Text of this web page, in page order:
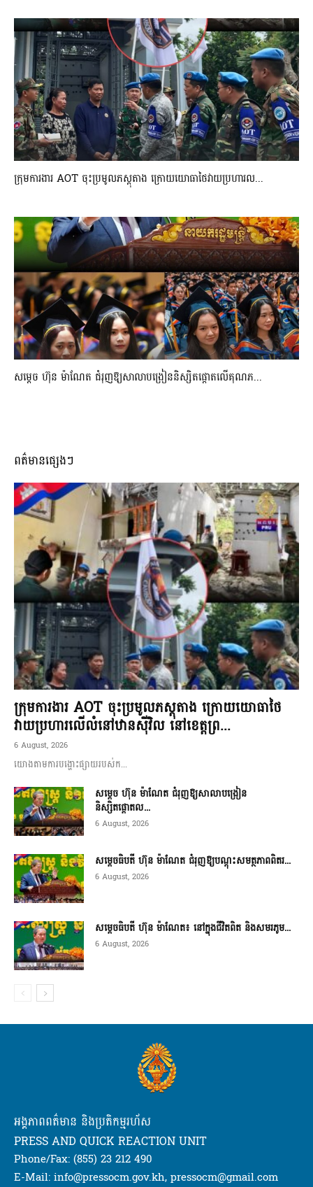
ក្រុមការងារ AOT ចុះប្រមូលភស្តុតាង ក្រោយយោធាថៃវាយប្រហារល...
សម្តេច ហ៊ុន ម៉ាណែត ជំរុញឱ្យសាលាបង្រៀននិស្សិតផ្តោតលើគុណភ...
ពត៌មានផ្សេងៗ
ក្រុមការងារ AOT ចុះប្រមូលភស្តុតាង ក្រោយយោធាថៃ
វាយប្រហារលើលំនៅឋានស៊ីវិល នៅខេត្តព្រ...
6 August, 2026
យោងតាមការបង្ហោះផ្សាយរបស់ក...
សម្តេច ហ៊ុន ម៉ាណែត ជំរុញឱ្យសាលាបង្រៀន
និស្សិតផ្តោតល...
6 August, 2026
សម្តេចធិបតី ហ៊ុន ម៉ាណែត ជំរុញឱ្យបណ្តុះសមត្ថភាពពិតរ...
6 August, 2026
សម្តេចធិបតី ហ៊ុន ម៉ាណែត៖ នៅក្នុងជីវិតពិត និងសមរភូម...
6 August, 2026
អង្គភាពពត៌មាន និងប្រតិកម្មរហ័ស
PRESS AND QUICK REACTION UNIT
Phone/Fax: (855) 23 212 490
E-Mail: info@pressocm.gov.kh, pressocm@gmail.com